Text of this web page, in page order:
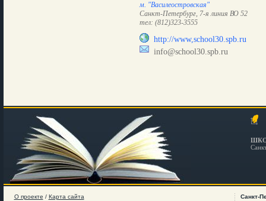
м. "Василеостровская"
Санкт-Петербург, 7-я линия ВО 52
тел: (812)323-3555
http://www,school30.spb.ru
info@school30.spb.ru
О проекте / Карта сайта Санкт-